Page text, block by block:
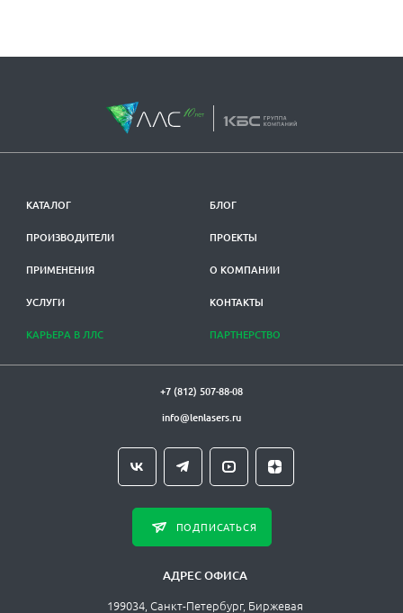
КАТАЛОГ
ПРОИЗВОДИТЕЛИ
ПРИМЕНЕНИЯ
УСЛУГИ
КАРЬЕРА В ЛЛС
БЛОГ
ПРОЕКТЫ
О КОМПАНИИ
КОНТАКТЫ
ПАРТНЕРСТВО
+7 (812) 507-88-08
info@lenlasers.ru
ПОДПИСАТЬСЯ
АДРЕС ОФИСА
199034, Санкт-Петербург, Биржевая